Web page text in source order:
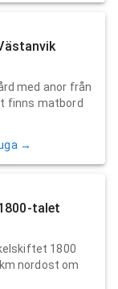
med anor från
finns matbord
→
talet
1800
nordost om